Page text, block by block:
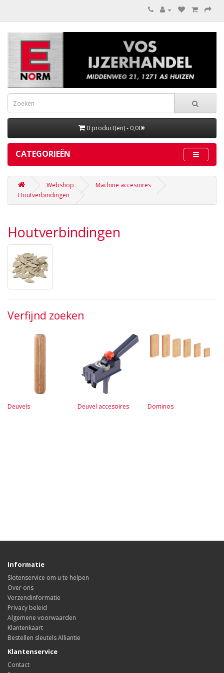
0 product(en) - 0,00€
CATEGORIEËN
Webshop
Machine accesoires
Houtverbindingen
Houtverbindingen
Verfijnd zoeken
Deuvels Deuvel accesoires Dominos
Informatie
Slotenservice om u te helpen
Over ons
Verzendinformatie
Privacy beleid
Algemene voorwaarden
Klantenkaart
Bestellen sleutels Alliantie
Klantenservice
Contact